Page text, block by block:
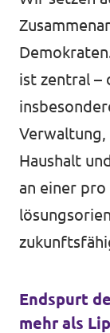
ist zentral –
Haushalt
an einer pro
Endspurt
mehr als